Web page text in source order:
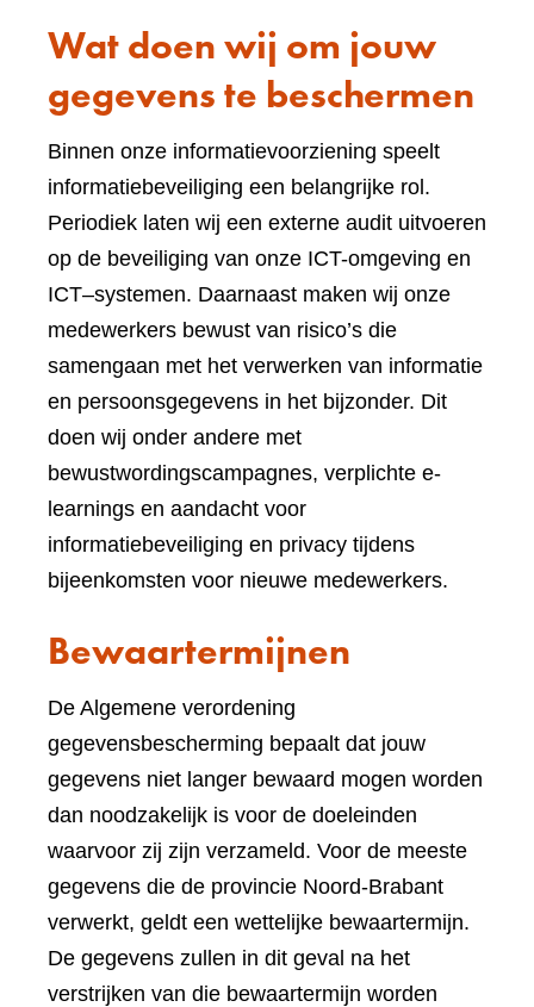
Wat doen wij om jouw
gegevens te beschermen
Binnen onze informatievoorziening speelt
informatiebeveiliging een belangrijke rol.
Periodiek laten wij een externe audit uitvoeren
op de beveiliging van onze ICT-omgeving en
ICT–systemen. Daarnaast maken wij onze
medewerkers bewust van risico’s die
samengaan met het verwerken van informatie
en persoonsgegevens in het bijzonder. Dit
doen wij onder andere met
bewustwordingscampagnes, verplichte e-
learnings en aandacht voor
informatiebeveiliging en privacy tijdens
bijeenkomsten voor nieuwe medewerkers.
Bewaartermijnen
De Algemene verordening
gegevensbescherming bepaalt dat jouw
gegevens niet langer bewaard mogen worden
dan noodzakelijk is voor de doeleinden
waarvoor zij zijn verzameld. Voor de meeste
gegevens die de provincie Noord-Brabant
verwerkt, geldt een wettelijke bewaartermijn.
De gegevens zullen in dit geval na het
verstrijken van die bewaartermijn worden